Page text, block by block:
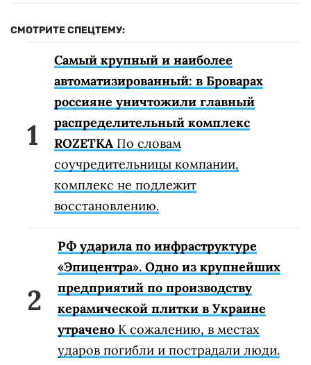
СМОТРИТЕ СПЕЦТЕМУ:
Самый крупный и наиболее
автоматизированный: в Броварах
россияне уничтожили главный
распределительный комплекс
ROZETKA По словам
соучредительницы компании,
комплекс не подлежит
восстановлению.
РФ ударила по инфраструктуре
«Эпицентра». Одно из крупнейших
предприятий по производству
керамической плитки в Украине
утрачено К сожалению, в местах
ударов погибли и пострадали люди.